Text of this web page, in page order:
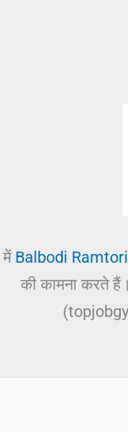
में Balbodi
की कामना करते